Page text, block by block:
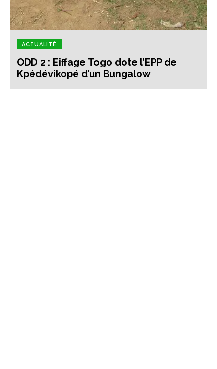
ACTUALITÉ
ODD 2 : Eiffage Togo dote l’EPP de
Kpédévikopé d’un Bungalow